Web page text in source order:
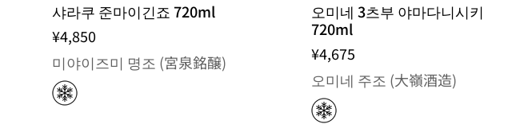
샤라쿠 준마이긴죠 720ml
¥4,850
미야이즈미 명조 (宮泉銘醸)
오미네 3츠부 야마다니시키
720ml
¥4,675
오미네 주조 (大嶺酒造)